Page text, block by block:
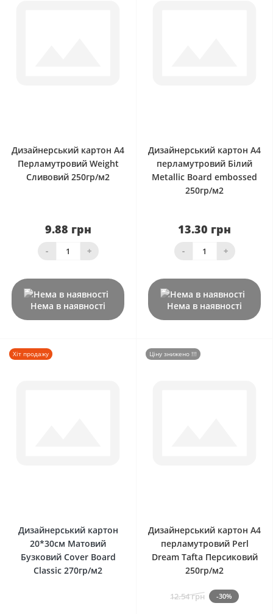
Дизайнерський картон А4
Перламутровий Weight
Сливовий 250гр/м2
9.88 грн
- +
Нема в наявності
Дизайнерський картон А4
перламутровий Білий
Metallic Board embossed
250гр/м2
13.30 грн
- +
Нема в наявності
Хіт продажу
Дизайнерський картон
20*30см Матовий
Бузковий Сover Board
Classic 270гр/м2
Ціну знижено !!!
Дизайнерський картон А4
перламутровий Perl
Dream Tafta Персиковий
250гр/м2
12.54 грн -30%